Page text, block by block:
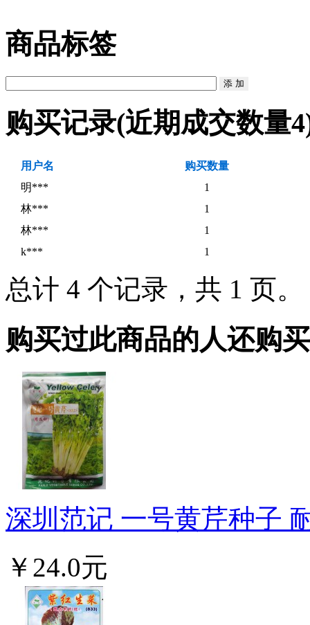
商品标签
购买记录(近期成交数量4
用户名
购买数量
明***
1
林***
1
林***
1
k***
1
总计 4 个记录，共 1 页。
购买过此商品的人还购
深圳范记 一号黄芹种子
￥24.0元